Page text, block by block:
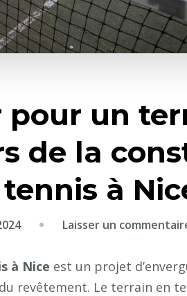
un
de la
à
Laisser un
à Nice est un projet
revêtement. Le terrain en